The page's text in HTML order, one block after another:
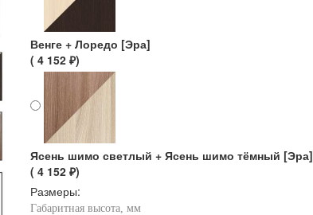
Венге + Лоредо [Эра]
( 4 152 ₽)
Ясень шимо светлый + Ясень шимо тёмный [Эра]
( 4 152 ₽)
Размеры:
Габаритная высота, мм